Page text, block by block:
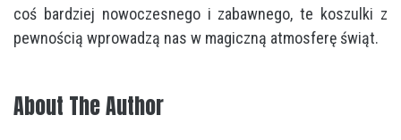
coś bardziej nowoczesnego i zabawnego, te koszulki z
pewnością wprowadzą nas w magiczną atmosferę świąt.
About The Author